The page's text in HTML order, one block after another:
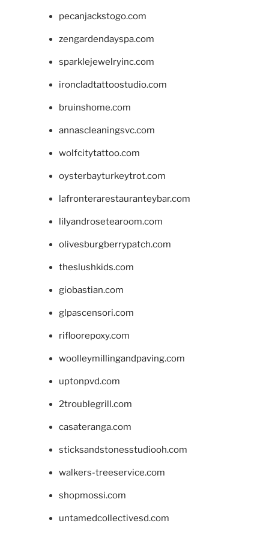
pecanjackstogo.com
zengardendayspa.com
sparklejewelryinc.com
ironcladtattoostudio.com
bruinshome.com
annascleaningsvc.com
wolfcitytattoo.com
oysterbayturkeytrot.com
lafronterarestauranteybar.com
lilyandrosetearoom.com
olivesburgberrypatch.com
theslushkids.com
giobastian.com
glpascensori.com
rifloorepoxy.com
woolleymillingandpaving.com
uptonpvd.com
2troublegrill.com
casateranga.com
sticksandstonesstudiooh.com
walkers-treeservice.com
shopmossi.com
untamedcollectivesd.com